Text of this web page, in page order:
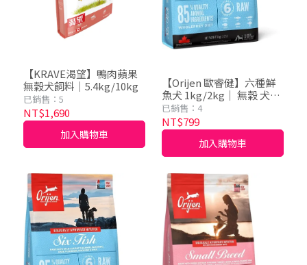
【KRAVE渴望】鴨肉蘋果
無穀犬飼料｜5.4kg/10kg
已銷售：5
NT$1,690
加入購物車
【Orijen 歐睿健】六種鮮
魚犬 1kg/2kg｜ 無穀 犬飼
料 狗飼料 犬糧
已銷售：4
NT$799
加入購物車